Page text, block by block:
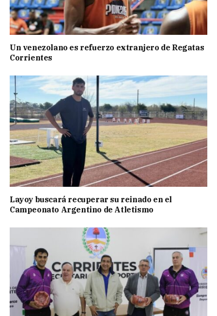
Un venezolano es refuerzo extranjero de Regatas
Corrientes
Layoy buscará recuperar su reinado en el
Campeonato Argentino de Atletismo